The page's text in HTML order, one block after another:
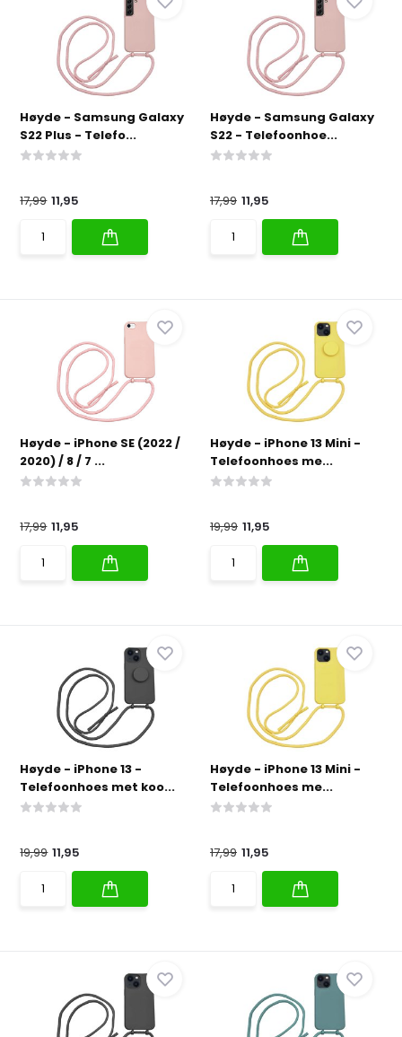
Høyde - Samsung Galaxy
S22 Plus - Telefo...
17,99 11,95
Høyde - Samsung Galaxy
S22 - Telefoonhoe...
17,99 11,95
Høyde - iPhone SE (2022 /
2020) / 8 / 7 ...
17,99 11,95
Høyde - iPhone 13 Mini -
Telefoonhoes me...
19,99 11,95
Høyde - iPhone 13 -
Telefoonhoes met koo...
19,99 11,95
Høyde - iPhone 13 Mini -
Telefoonhoes me...
17,99 11,95